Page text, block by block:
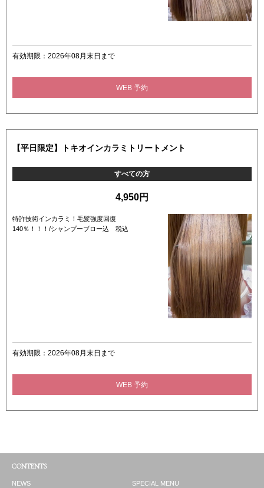
有効期限：2026年08月末日まで
WEB 予約
【平日限定】トキオインカラミトリートメント
すべての方
4,950円
特許技術インカラミ！毛髪強度回復
140％！！！/シャンプーブロー込 税込
有効期限：2026年08月末日まで
WEB 予約
CONTENTS
NEWS SPECIAL MENU